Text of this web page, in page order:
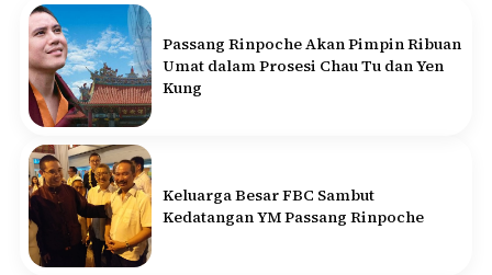
Passang Rinpoche Akan Pimpin Ribuan
Umat dalam Prosesi Chau Tu dan Yen
Kung
Keluarga Besar FBC Sambut
Kedatangan YM Passang Rinpoche